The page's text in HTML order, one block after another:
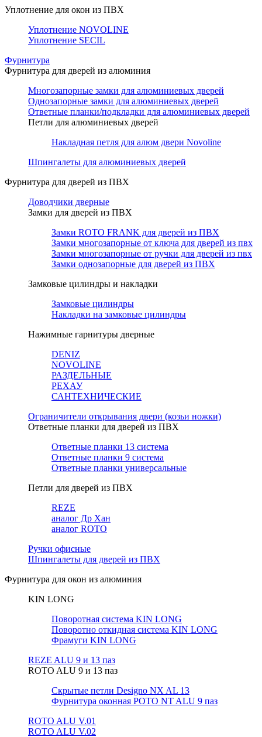
Уплотнение для окон из ПВХ
Уплотнение NOVOLINE
Уплотнение SECIL
Фурнитура
Фурнитура для дверей из алюминия
Многозапорные замки для алюминиевых дверей
Однозапорные замки для алюминиевых дверей
Ответные планки/подкладки для алюминиевых дверей
Петли для алюминиевых дверей
Накладная петля для алюм двери Novoline
Шпингалеты для алюминиевых дверей
Фурнитура для дверей из ПВХ
Доводчики дверные
Замки для дверей из ПВХ
Замки ROTO FRANK для дверей из ПВХ
Замки многозапорные от ключа для дверей из пвх
Замки многозапорные от ручки для дверей из пвх
Замки однозапорные для дверей из ПВХ
Замковые цилиндры и накладки
Замковые цилиндры
Накладки на замковые цилиндры
Нажимные гарнитуры дверные
DENIZ
NOVOLINE
РАЗДЕЛЬНЫЕ
РЕХАУ
САНТЕХНИЧЕСКИЕ
Ограничители открывания двери (козьи ножки)
Ответные планки для дверей из ПВХ
Ответные планки 13 система
Ответные планки 9 система
Ответные планки универсальные
Петли для дверей из ПВХ
REZE
аналог Др Хан
аналог ROTO
Ручки офисные
Шпингалеты для дверей из ПВХ
Фурнитура для окон из алюминия
KIN LONG
Поворотная система KIN LONG
Поворотно откидная система KIN LONG
Фрамуги KIN LONG
REZE ALU 9 и 13 паз
ROTO ALU 9 и 13 паз
Скрытые петли Designo NX AL 13
Фурнитура оконная РОТО NT ALU 9 паз
ROTO ALU V.01
ROTO ALU V.02